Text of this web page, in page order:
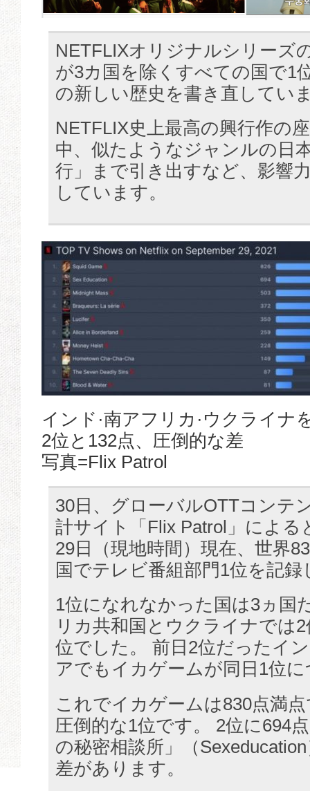
NETFLIXオリジナルシリーズ
が3カ国を除くすべての国で1
の新しい歴史を書き直してい
NETFLIX史上最高の興行作の
中、似たようなジャンルの日
行」まで引き出すなど、影響
しています。
インド·南アフリカ·ウクライナ
2位と132点、圧倒的な差
写真=Flix Patrol
30日、グローバルOTTコンテ
計サイト「Flix Patrol」による
29日（現地時間）現在、世界
国でテレビ番組部門1位を記
1位になれなかった国は3ヵ国
リカ共和国とウクライナでは
位でした。 前日2位だったイ
アでもイカゲームが同日1位
これでイカゲームは830点満
圧倒的な1位です。 2位に694
の秘密相談所」（
差があります。